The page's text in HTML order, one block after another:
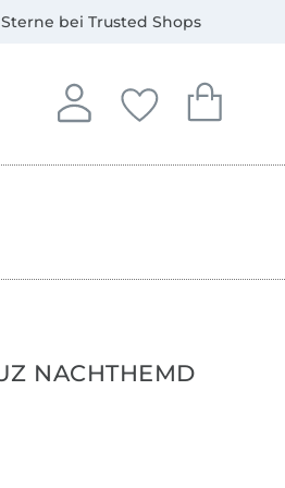
bei Trusted Shops
Anmelden
In deinem Konto
Deine
Du hast keine
Dein
Du hast
NACHTHEMD